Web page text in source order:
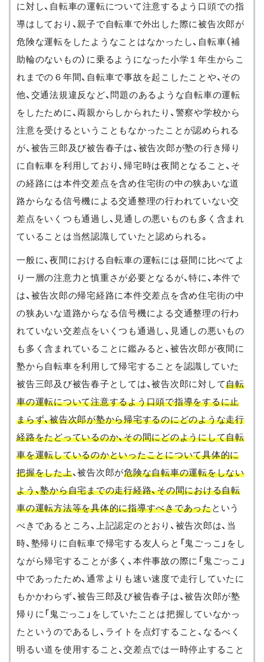
に対し、自転車の運転について注意するよう口頭での指
導はしており、親子で自転車で外出した際に被告次郎が
危険な運転をしたようなことはなかったし、自転車（補
助輪のないもの）に乗るようになった小学１年生からこ
れまでの６年間、自転車で事故を起こしたことや、その
他、交通法規違反など、問題のあるような自転車の運転
をしたために、両親からしかられたり、警察や学校から
注意を受けるということもなかったことが認められる
が、被告三郎及び被告春子は、被告次郎が塾の行き帰り
に自転車を利用しており、帰宅時は夜間となること、そ
の経路には本件交差点を含め住宅街の中の狭あいな道
路からなる信号機による交通整理の行われていない交
差点をいくつも通過し、見通しの悪いものも多く含まれ
ていることは当然認識していたと認められる。
一般に、夜間における自転車の運転には昼間に比べてよ
り一層の注意力と慎重さが必要となるが、特に、本件で
は、被告次郎の帰宅経路に本件交差点を含め住宅街の中
の狭あいな道路からなる信号機による交通整理の行わ
れていない交差点をいくつも通過し、見通しの悪いもの
も多く含まれていることに鑑みると、被告次郎が夜間に
塾から自転車を利用して帰宅することを認識していた
被告三郎及び被告春子としては、被告次郎に対して自転
車の運転について注意するよう口頭で指導をするに止
まらず、被告次郎が塾から帰宅するのにどのような走行
経路をたどっているのか、その間にどのようにして自転
車を運転しているのかといったことについて具体的に
把握をした上、被告次郎が危険な自転車の運転をしない
よう、塾から自宅までの走行経路、その間における自転
車の運転方法等を具体的に指導すべきであったという
べきであるところ、上記認定のとおり、被告次郎は、当
時、塾帰りに自転車で帰宅する友人らと「鬼ごっこ」をし
ながら帰宅することが多く、本件事故の際に「鬼ごっこ」
中であったため、通常よりも速い速度で走行していたに
もかかわらず、被告三郎及び被告春子は、被告次郎が塾
帰りに「鬼ごっこ」をしていたことは把握していなかっ
たというのであるし、ライトを点灯すること、なるべく
明るい道を使用すること、交差点では一時停止すること